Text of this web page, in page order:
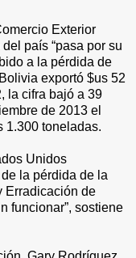
Exterior
país “pasa por su
a la pérdida de
exportó $us 52
la cifra bajó a 39
de 2013 el
1.300 toneladas.
Unidos
la pérdida de la
Erradicación de
funcionar”, sostiene